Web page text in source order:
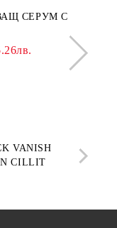
СЕРУМ С
VANISH
CILLIT